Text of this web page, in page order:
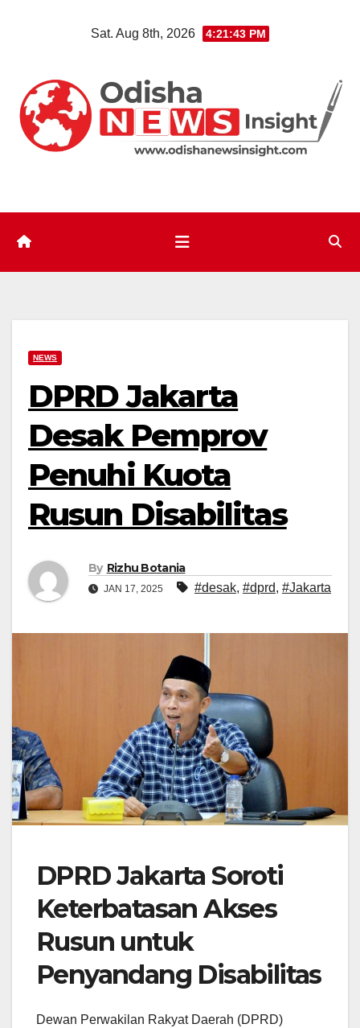
Sat. Aug 8th, 2026 4:21:44 PM
NEWS
DPRD Jakarta
Desak Pemprov
Penuhi Kuota
Rusun Disabilitas
By Rizhu Botania
JAN 17, 2025 #desak, #dprd, #Jakarta
DPRD Jakarta Soroti
Keterbatasan Akses
Rusun untuk
Penyandang Disabilitas
Dewan Perwakilan Rakyat Daerah (DPRD)